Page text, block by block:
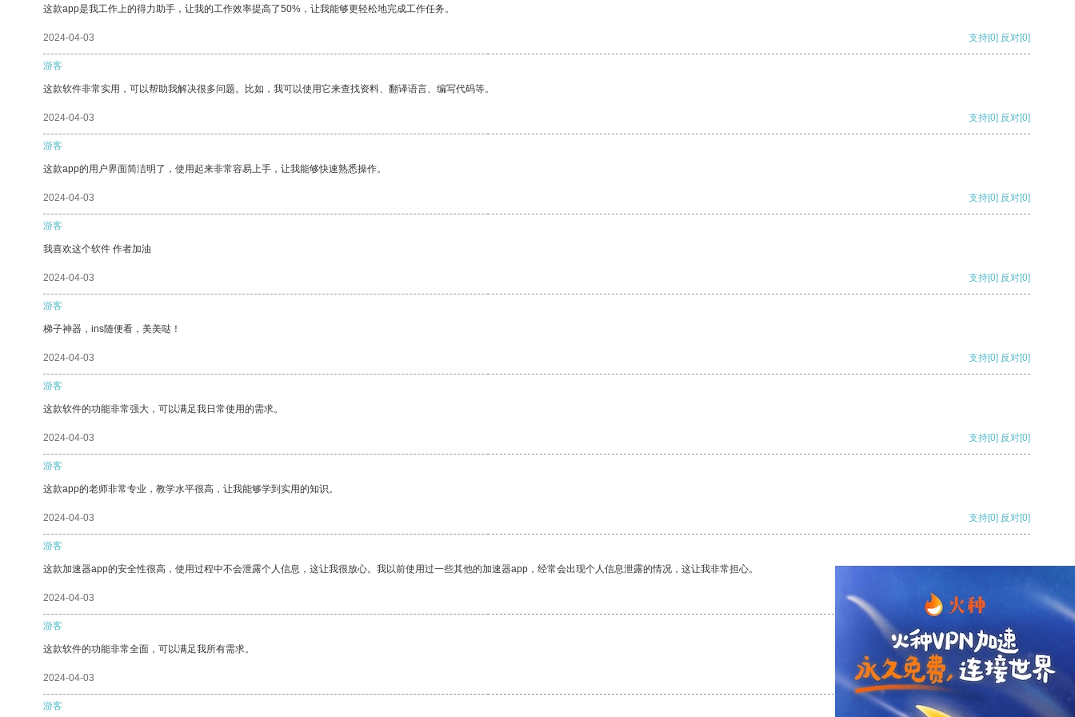
这款app是我工作上的得力助手，让我的工作效率提高了50%，让我能够更轻松地完成工作任务。
2024-04-03 支持[0] 反对[0]
游客
这款软件非常实用，可以帮助我解决很多问题。比如，我可以使用它来查找资料、翻译语言、编写代码等。
2024-04-03 支持[0] 反对[0]
游客
这款app的用户界面简洁明了，使用起来非常容易上手，让我能够快速熟悉操作。
2024-04-03 支持[0] 反对[0]
游客
我喜欢这个软件 作者加油
2024-04-03 支持[0] 反对[0]
游客
梯子神器，ins随便看，美美哒！
2024-04-03 支持[0] 反对[0]
游客
这款软件的功能非常强大，可以满足我日常使用的需求。
2024-04-03 支持[0] 反对[0]
游客
这款app的老师非常专业，教学水平很高，让我能够学到实用的知识。
2024-04-03 支持[0] 反对[0]
游客
这款加速器app的安全性很高，使用过程中不会泄露个人信息，这让我很放心。我以前使用过一些其他的加速器app，经常会出现个人信息泄露的情况，这让我非常担心。
2024-04-03 支持
游客
这款软件的功能非常全面，可以满足我所有需求。
2024-04-03 支持[0] 反对[0]
游客